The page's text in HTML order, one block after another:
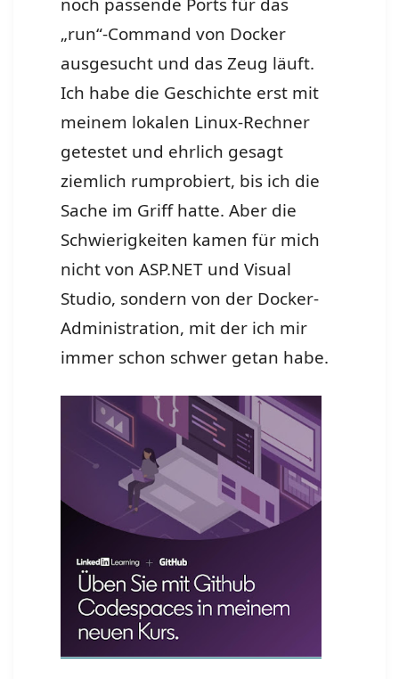
„run“-Command von Docker
ausgesucht und das Zeug läuft.
Ich habe die Geschichte erst mit
meinem lokalen Linux-Rechner
getestet und ehrlich gesagt
ziemlich rumprobiert, bis ich die
Sache im Griff hatte. Aber die
Schwierigkeiten kamen für mich
nicht von ASP.NET und Visual
Studio, sondern von der Docker-
Administration, mit der ich mir
immer schon schwer getan habe.